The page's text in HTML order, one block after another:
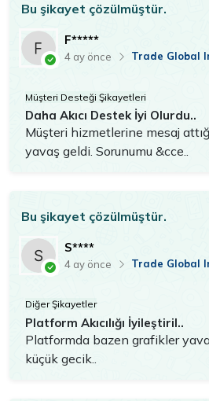
Bu şikayet çözülmüştür.
F*****
4 ay önce Trade Global
Müşteri Desteği Şikayetleri
Daha Akıcı Destek İyi Olurdu..
Müşteri hizmetlerine mesaj
yavaş geldi. Sorunumu &cce..
Bu şikayet çözülmüştür.
S****
4 ay önce Trade Global
Diğer Şikayetler
Platform Akıcılığı İyileştiril..
Platformda bazen grafikler
küçük gecik..